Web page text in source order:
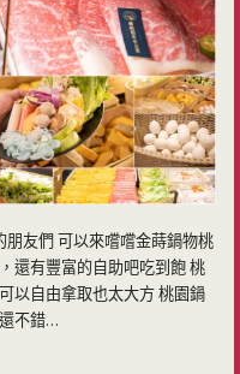
友們 可以來嚐嚐金蒔鍋物桃
還有豐富的自助吧吃到飽 桃
以自由拿取也太大方 桃園鍋
不錯…